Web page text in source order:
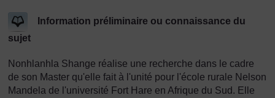
Information préliminaire ou connaissance du
sujet
Nonhlanhla Shange réalise une recherche dans le cadre
de son Master qu'elle fait à l'unité pour l'école rurale Nelson
Mandela de l'université Fort Hare en Afrique du Sud. Elle